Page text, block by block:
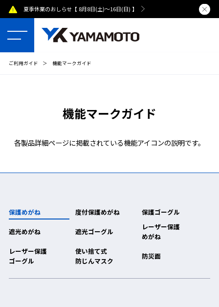
夏季休業のおしらせ【 8月8日(土)～16日(日) 】 熊本県で
ご利用ガイド ＞ 機能マークガイド
機能マークガイド
各製品詳細ページに掲載されている機能アイコンの説明です。
保護めがね 度付保護めがね 保護ゴーグル
遮光めがね 遮光ゴーグル
レーザー保護
めがね
レーザー保護
ゴーグル
使い捨て式
防じんマスク
防災面